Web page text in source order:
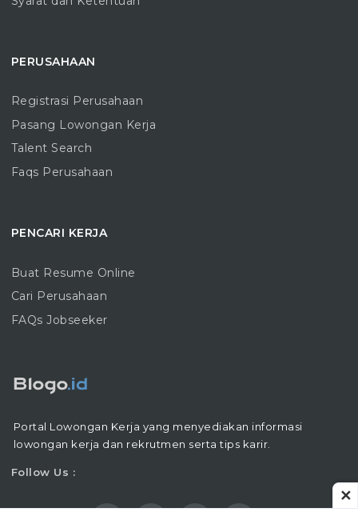
PERUSAHAAN
Registrasi Perusahaan
Pasang Lowongan Kerja
Talent Search
Faqs Perusahaan
PENCARI KERJA
Buat Resume Online
Cari Perusahaan
FAQs Jobseeker
Portal Lowongan Kerja yang menyediakan informasi
lowongan kerja dan rekrutmen serta tips karir.
Follow Us :
✕